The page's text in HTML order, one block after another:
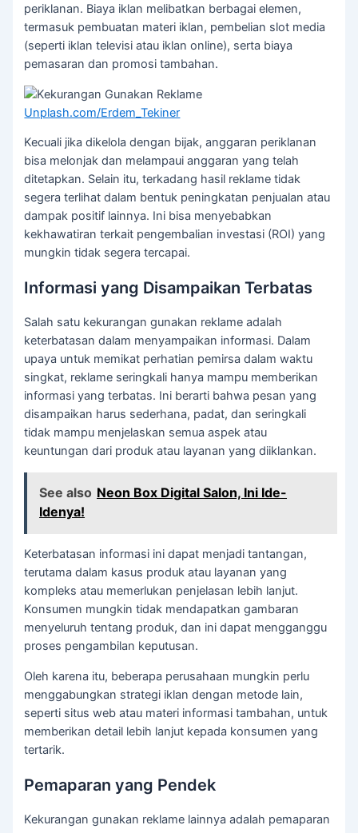
periklanan. Biaya iklan melibatkan berbagai elemen,
termasuk pembuatan materi iklan, pembelian slot media
(seperti iklan televisi atau iklan online), serta biaya
pemasaran dan promosi tambahan.
Unplash.com/Erdem_Tekiner
Kecuali jika dikelola dengan bijak, anggaran periklanan
bisa melonjak dan melampaui anggaran yang telah
ditetapkan. Selain itu, terkadang hasil reklame tidak
segera terlihat dalam bentuk peningkatan penjualan atau
dampak positif lainnya. Ini bisa menyebabkan
kekhawatiran terkait pengembalian investasi (ROI) yang
mungkin tidak segera tercapai.
Informasi yang Disampaikan Terbatas
Salah satu kekurangan gunakan reklame adalah
keterbatasan dalam menyampaikan informasi. Dalam
upaya untuk memikat perhatian pemirsa dalam waktu
singkat, reklame seringkali hanya mampu memberikan
informasi yang terbatas. Ini berarti bahwa pesan yang
disampaikan harus sederhana, padat, dan seringkali
tidak mampu menjelaskan semua aspek atau
keuntungan dari produk atau layanan yang diiklankan.
See also Neon Box Digital Salon, Ini Ide-
Idenya!
Keterbatasan informasi ini dapat menjadi tantangan,
terutama dalam kasus produk atau layanan yang
kompleks atau memerlukan penjelasan lebih lanjut.
Konsumen mungkin tidak mendapatkan gambaran
menyeluruh tentang produk, dan ini dapat mengganggu
proses pengambilan keputusan.
Oleh karena itu, beberapa perusahaan mungkin perlu
menggabungkan strategi iklan dengan metode lain,
seperti situs web atau materi informasi tambahan, untuk
memberikan detail lebih lanjut kepada konsumen yang
tertarik.
Pemaparan yang Pendek
Kekurangan gunakan reklame lainnya adalah pemaparan